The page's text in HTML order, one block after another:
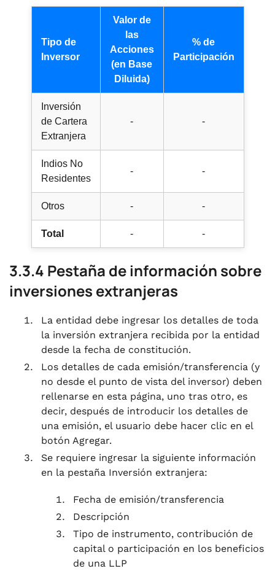
Tipo de
Inversor
Valor de
las
Acciones
(en Base
Diluida)
% de
Participación
Inversión
de Cartera
Extranjera
- -
Indios No
Residentes
- -
Otros - -
Total - -
3.3.4 Pestaña de información sobre
inversiones extranjeras
La entidad debe ingresar los detalles de toda
la inversión extranjera recibida por la entidad
desde la fecha de constitución.
Los detalles de cada emisión/transferencia (y
no desde el punto de vista del inversor) deben
rellenarse en esta página, uno tras otro, es
decir, después de introducir los detalles de
una emisión, el usuario debe hacer clic en el
botón Agregar.
Se requiere ingresar la siguiente información
en la pestaña Inversión extranjera:
Fecha de emisión/transferencia
Descripción
Tipo de instrumento, contribución de
capital o participación en los beneficios
de una LLP